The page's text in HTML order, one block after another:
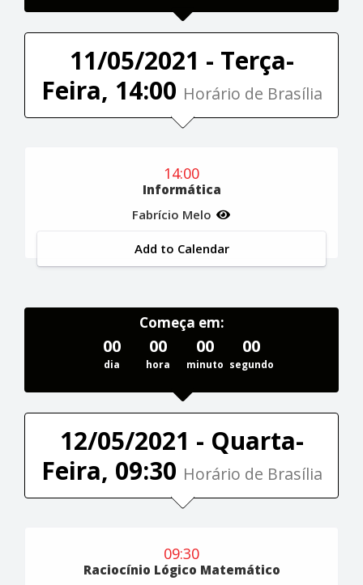
11/05/2021 - Terça-
Feira, 14:00 Horário de Brasília
14:00
Informática
Fabrício Melo
Add to Calendar
Começa em:
00
dia
00
hora
00
minuto
00
segundo
12/05/2021 - Quarta-
Feira, 09:30 Horário de Brasília
09:30
Raciocínio Lógico Matemático